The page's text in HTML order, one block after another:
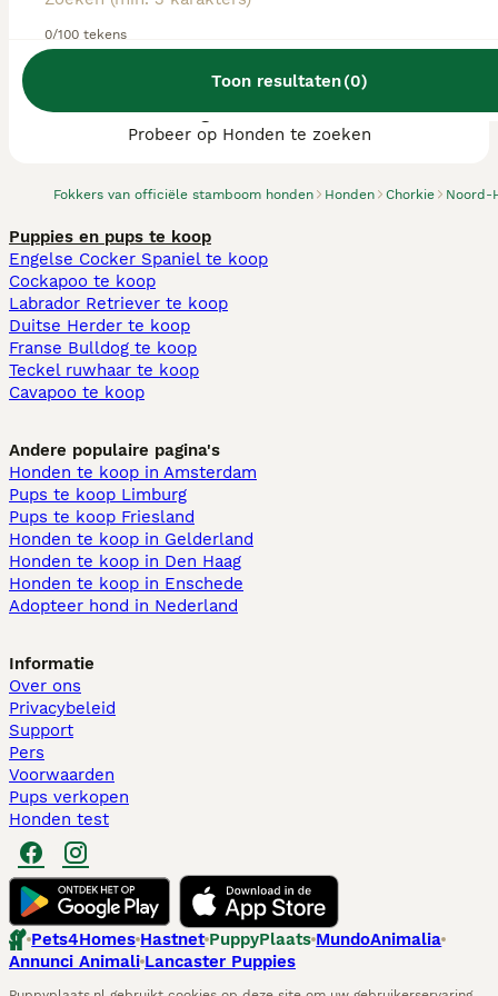
0/100 tekens
Toon resultaten(0)
Fokkers van officiële stamboom honden Honden Chorkie Noord-
We hebben 0 Chorkie fokkers, Assendelft
gevonden.
Probeer op Honden te zoeken
Puppies en pups te koop
Engelse Cocker Spaniel te koop
Cockapoo te koop
Labrador Retriever te koop
Duitse Herder te koop
Franse Bulldog te koop
Teckel ruwhaar te koop
Cavapoo te koop
Andere populaire pagina's
Honden te koop in Amsterdam
Pups te koop Limburg​
Pups te koop Friesland​
Honden te koop in Gelderland
Honden te koop in Den Haag
Honden te koop in Enschede
Adopteer hond in Nederland
Informatie
Over ons
Privacybeleid
Support
Pers
Voorwaarden
Pups verkopen
Honden test
Pets4Homes Hastnet PuppyPlaats MundoAnimalia
Annunci Animali Lancaster Puppies